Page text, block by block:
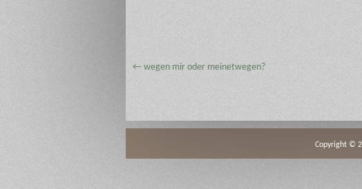
← wegen mir oder meinetwegen?
Copyright ©